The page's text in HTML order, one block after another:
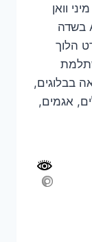
בן 6.שכרנו מיני וואן
שהספיק לכולנו ולמזוודות מחברת Avis בשדה
הלוך
בבלוגים,
אגמים,